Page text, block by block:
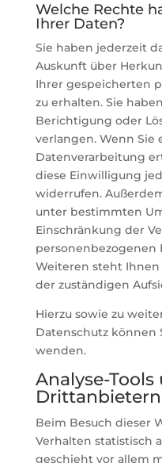
Welche Rechte
Ihrer Daten?
Sie haben jederzeit
Auskunft über
Ihrer gespeicherten
zu erhalten. Sie
Berichtigung oder
verlangen. Wenn Sie
Datenverarbeitung
diese Einwilligung
widerrufen.
unter bestimmten
Einschränkung der
personenbezogenen
Weiteren steht
der zuständigen
Hierzu sowie zu
Datenschutz können
wenden.
Analyse-
Dritt­anbietern
Beim Besuch dieser
Verhalten statistisch
geschieht vor allem